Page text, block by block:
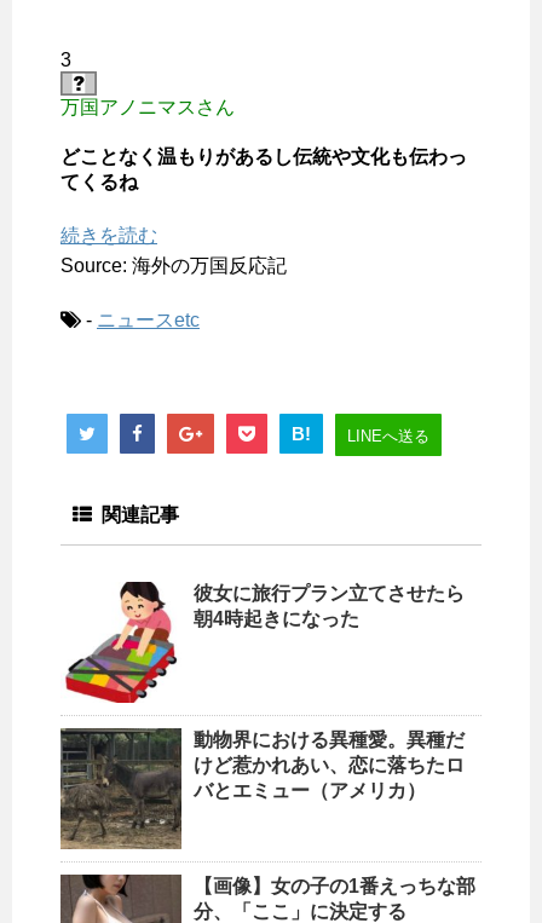
3
万国アノニマスさん
どことなく温もりがあるし伝統や文化も伝わっ
てくるね
続きを読む
Source: 海外の万国反応記
- ニュースetc
B! LINEへ送る
関連記事
彼女に旅行プラン立てさせたら
朝4時起きになった
動物界における異種愛。異種だ
けど惹かれあい、恋に落ちたロ
バとエミュー（アメリカ）
【画像】女の子の1番えっちな部
分、「ここ」に決定する